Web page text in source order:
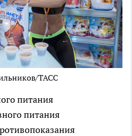
ТАСС
питания
питания